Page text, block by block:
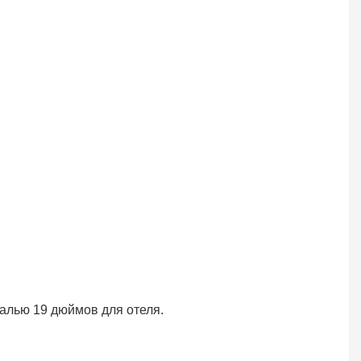
19 дюймов для отеля.